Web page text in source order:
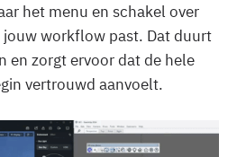
het menu en schakel over
workflow past. Dat duurt
en zorgt ervoor dat de hele
vertrouwd aanvoelt.